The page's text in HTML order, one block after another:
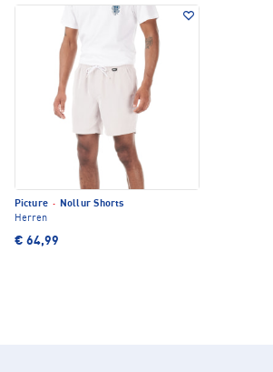
Picture · Nollur Shorts
Herren
€ 64,99